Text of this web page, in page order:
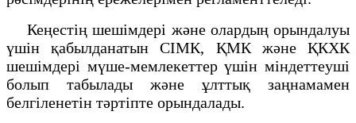
Кеңестің шешiмдерi және олардың орындалуы
үшiн қабылданатын СIМК, ҚМК және ҚКХК
шешiмдерi мүше-мемлекеттер үшін мiндеттеушi
болып табылады және ұлттық заңнамамен
белгiленетін тәртiпте орындалады.